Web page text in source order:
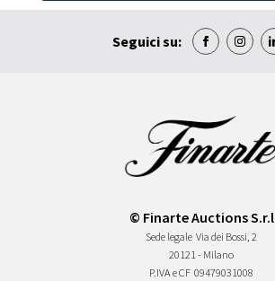
Seguici su:
© Finarte Auctions S.r.l
Sede legale Via dei Bossi, 2
20121 - Milano
P.IVA e CF 09479031008